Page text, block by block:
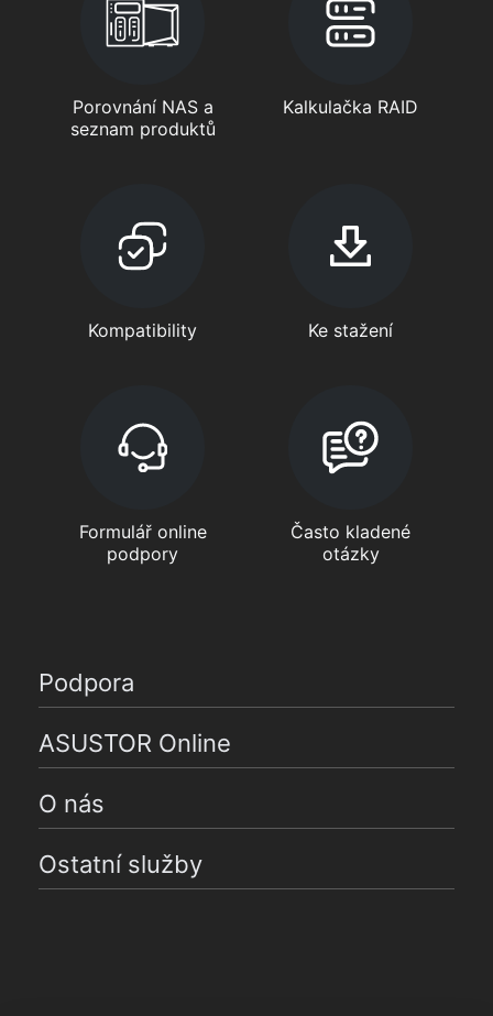
Porovnání NAS a
seznam produktů
Kalkulačka RAID
Kompatibility Ke stažení
Formulář online
podpory
Často kladené
otázky
Podpora
ASUSTOR Online
O nás
Ostatní služby